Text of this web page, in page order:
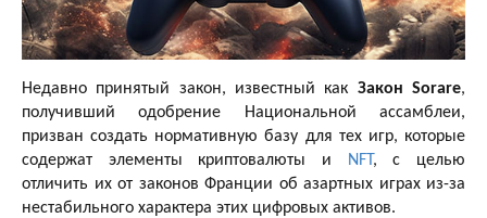
Недавно принятый закон, известный как Закон Sorare,
получивший одобрение Национальной ассамблеи,
призван создать нормативную базу для тех игр, которые
содержат элементы криптовалюты и
NFT , с целью
отличить их от законов Франции об азартных играх из-за
нестабильного характера этих цифровых активов.